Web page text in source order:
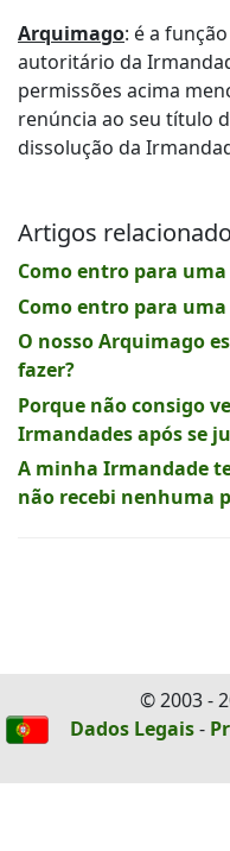
Arquimago: é a
autoritário da
permissões acima
renúncia ao seu título
dissolução da
Artigos
Como entro para
Como entro para
O nosso Arquimago
fazer?
Porque não consigo
Irmandades após se
A minha Irmandade
não recebi nenhuma
© 2003 -
Dados Legais-